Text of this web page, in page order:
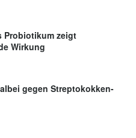
Probiotikum zeigt
Wirkung
gegen Streptokokken-